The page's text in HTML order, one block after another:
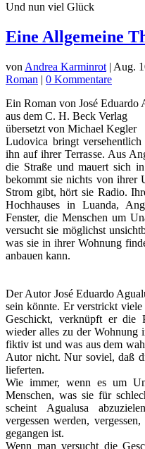
Und nun viel Glück
Eine Allgemeine
von Andrea Karminrot | Aug.
Roman | 0 Kommentare
Ein Roman von José Eduardo
aus dem C. H. Beck Verlag
übersetzt von Michael Kegler
Ludovica bringt
ihn auf ihrer Terrasse. Aus
die Straße und mauert sich
bekommt sie nichts von ihrer
Strom gibt, hört sie Radio.
Hochhauses in Luanda,
Fenster, die Menschen um
versucht sie möglichst
was sie in ihrer Wohnung
anbauen kann.
Der Autor José Eduardo
sein könnte. Er verstrickt
Geschickt, verknüpft er die
wieder alles zu der
fiktiv ist und was aus dem
Autor nicht. Nur soviel, daß
lieferten.
Wie immer, wenn es um
Menschen, was sie für
scheint Agualusa
vergessen werden,
gegangen ist.
Wenn man versucht die